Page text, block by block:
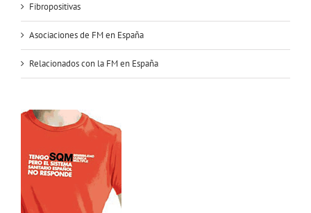
Fibropositivas
Asociaciones de FM en España
Relacionados con la FM en España